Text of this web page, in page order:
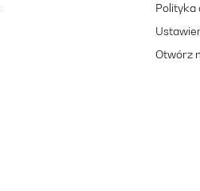
Polityka
Otwórz